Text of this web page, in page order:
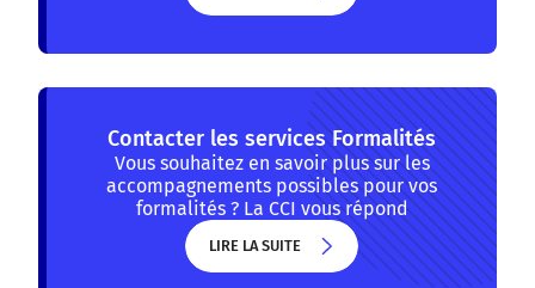
Contacter les services Formalités
Vous souhaitez en savoir plus sur les
accompagnements possibles pour vos
formalités ? La CCI vous répond
LIRE LA SUITE